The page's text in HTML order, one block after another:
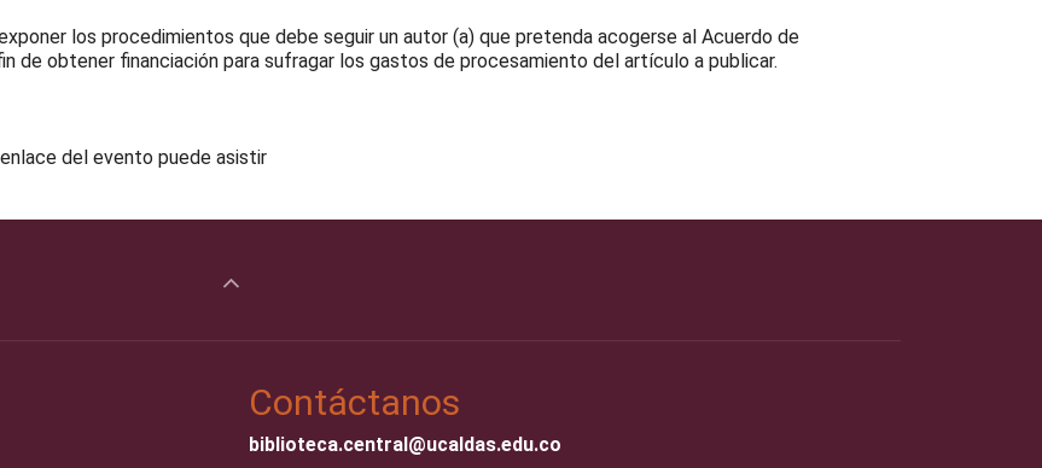
los procedimientos que debe seguir un autor (a) que pretenda acogerse al Acuerdo de
de obtener financiación para sufragar los gastos de procesamiento del artículo a publicar.
del evento puede asistir
Contáctanos
biblioteca.central@ucaldas.edu.co